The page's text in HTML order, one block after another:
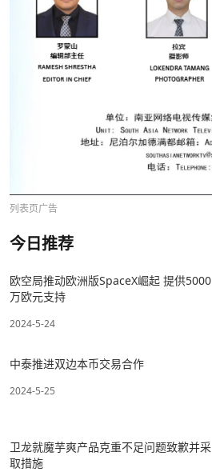
列表页广告
今日推荐
欧空局推动欧洲版SpaceX崛起 提供5000
万欧元支持
2024-5-24
中泰推进双边本币交易合作
2024-5-25
卫龙就魔芋爽产品克重不足问题致歉并采
取措施